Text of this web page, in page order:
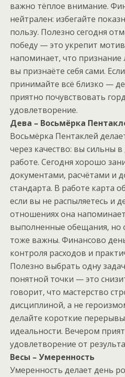
важно тёплое внимание.
нейтрален: избегайте
пользу. Полезно сегодня
победу — это укрепит
напоминает, что признание
вы признаёте себя сами.
принимайте всё близко —
приятно почувствовать
удовлетворение.
Дева – Восьмёрка
Восьмёрка Пентаклей
через качество: вы сильны
работе. Сегодня хорошо
документами, расчётами и
стандарта. В работе карта
если вы не распыляетесь и
отношениях она
выполненные обещания, но
тоже важны. Финансово
контроля расходов и
Полезно выбрать одну
понятной точки — это
говорит, что мастерство
дисциплиной, а не
делайте короткие
идеальности. Вечером
удовлетворение от
Весы – Умеренность
Умеренность делает день